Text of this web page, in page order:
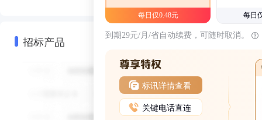
招标产品
每日仅0.48元 每日
到期29元/月/省自动续费，可随时取消。
标讯详情查看
关键电话直连